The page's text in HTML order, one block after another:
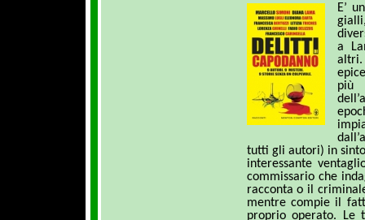
E’
a
più
tutti gli autori) in
interessante
commissario che
racconta o il
mentre compie il
proprio operato. Le